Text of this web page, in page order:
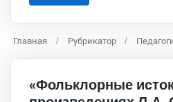
Главная Рубрикатор
«Фольклорные